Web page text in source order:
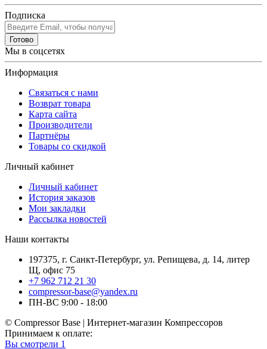
Подписка
Готово
Мы в соцсетях
Информация
Связаться с нами
Возврат товара
Карта сайта
Производители
Партнёры
Товары со скидкой
Личный кабинет
Личный кабинет
История заказов
Мои закладки
Рассылка новостей
Наши контакты
197375, г. Санкт-Петербург, ул. Репищева, д. 14, литер
Щ, офис 75
+7 962 712 21 30
compressor-base@yandex.ru
ПН-ВС 9:00 - 18:00
© Compressor Base | Интернет-магазин Компрессоров
Принимаем к оплате:
Вы смотрели 1